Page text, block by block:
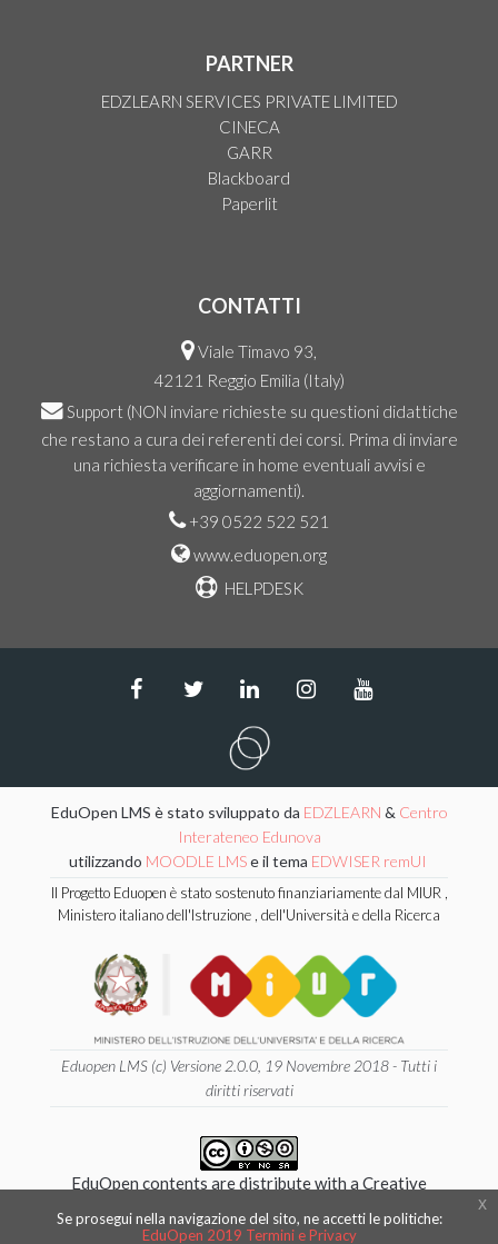
PARTNER
EDZLEARN SERVICES PRIVATE LIMITED
CINECA
GARR
Blackboard
Paperlit
CONTATTI
Viale Timavo 93,
42121 Reggio Emilia (Italy)
Support (NON inviare richieste su questioni didattiche
che restano a cura dei referenti dei corsi. Prima di inviare
una richiesta verificare in home eventuali avvisi e
aggiornamenti).
+39 0522 522 521
www.eduopen.org
HELPDESK
EduOpen LMS è stato sviluppato da EDZLEARN & Centro
Interateneo Edunova
utilizzando MOODLE LMSe il tema EDWISER remUI
Il Progetto Eduopen è stato sostenuto finanziariamente dal MIUR ,
Ministero italiano dell'Istruzione , dell'Università e della Ricerca
Eduopen LMS (c) Versione 2.0.0, 19 Novembre 2018 - Tutti i
diritti riservati
EduOpen contents are distribute with a Creative
Commons 4.0 International
Attribution - NonCommercial - ShareAlike License.
Se prosegui nella navigazione del sito, ne accetti le politiche:
EduOpen 2019 Termini e Privacy
x